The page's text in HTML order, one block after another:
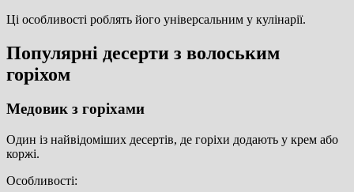
Ці особливості роблять його універсальним у кулінарії.
Популярні десерти з волоським
горіхом
Медовик з горіхами
Один із найвідоміших десертів, де горіхи додають у крем або
коржі.
Особливості: